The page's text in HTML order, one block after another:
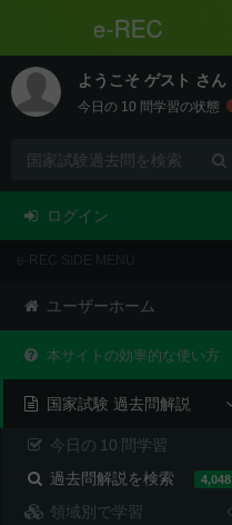
e-REC
ようこそ ゲスト さん
今日の 10 問学習の状態
ログイン
e-REC SIDE MENU
ユーザーホーム
本サイトの効率的な使い方
国家試験 過去問解説
今日の 10 問学習
過去問解説を検索
4,048
領域別で学習